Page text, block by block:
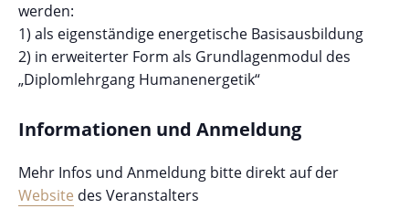
werden:
1) als eigenständige energetische Basisausbildung
2) in erweiterter Form als Grundlagenmodul des
„Diplomlehrgang Humanenergetik“
Informationen und Anmeldung
Mehr Infos und Anmeldung bitte direkt auf der
Website des Veranstalters